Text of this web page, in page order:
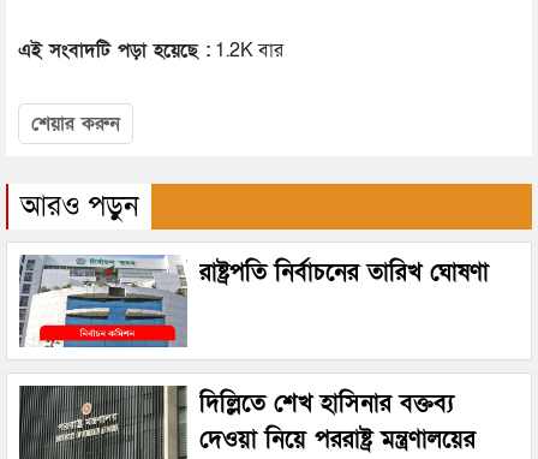
এই সংবাদটি পড়া হয়েছে : 1.2K বার
শেয়ার করুন
আরও পড়ুন
রাষ্ট্রপতি নির্বাচনের তারিখ ঘোষণা
দিল্লিতে শেখ হাসিনার বক্তব্য
দেওয়া নিয়ে পররাষ্ট্র মন্ত্রণালয়ের